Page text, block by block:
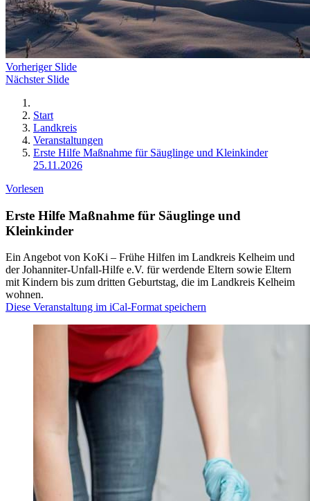
Vorheriger Slide
Nächster Slide
Start
Landkreis
Veranstaltungen
Erste Hilfe Maßnahme für Säuglinge und Kleinkinder
25.11.2026
Vorlesen
Erste Hilfe Maßnahme für Säuglinge und
Kleinkinder
Ein Angebot von KoKi – Frühe Hilfen im Landkreis Kelheim und
der Johanniter-Unfall-Hilfe e.V. für werdende Eltern sowie Eltern
mit Kindern bis zum dritten Geburtstag, die im Landkreis Kelheim
wohnen.
Diese Veranstaltung im iCal-Format speichern